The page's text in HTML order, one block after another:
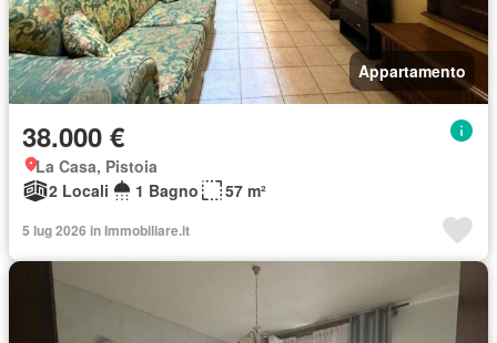
Appartamento
38.000 €
La Casa, Pistoia
2 Locali
1 Bagno 57 m²
5 lug 2026 in Immobiliare.it